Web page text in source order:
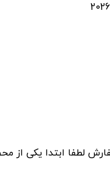
لطفا ابتدا یکی از